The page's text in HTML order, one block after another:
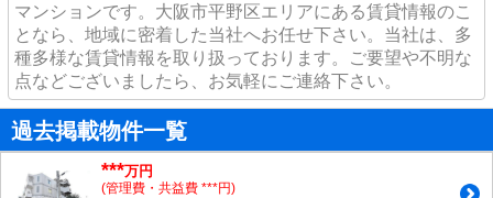
マンションです。大阪市平野区エリアにある賃貸情報のこ
となら、地域に密着した当社へお任せ下さい。当社は、多
種多様な賃貸情報を取り扱っております。ご要望や不明な
点などございましたら、お気軽にご連絡下さい。
過去掲載物件一覧
***万円
(管理費・共益費 ***円)